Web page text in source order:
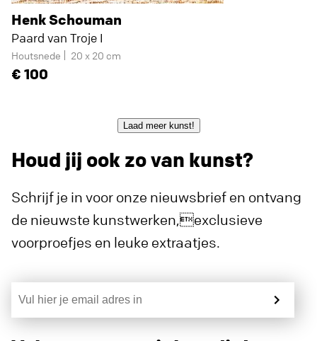
Henk Schouman
Paard van Troje I
Houtsnede 20 x 20 cm
100
Laad meer kunst!
Houd jij ook zo van kunst?
Schrijf je in voor onze nieuwsbrief en ontvang
de nieuwste kunstwerken,exclusieve
voorproefjes en leuke extraatjes.